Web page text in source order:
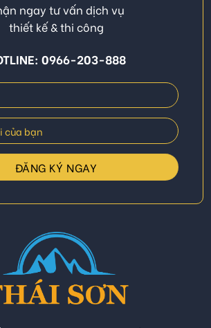
ngay tư vấn dịch vụ
thiết kế & thi công
0966-203-888